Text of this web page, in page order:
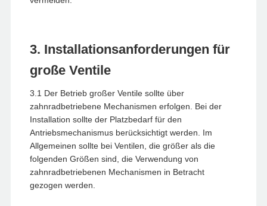
3. Installationsanforderungen für
große Ventile
3.1 Der Betrieb großer Ventile sollte über
zahnradbetriebene Mechanismen erfolgen. Bei der
Installation sollte der Platzbedarf für den
Antriebsmechanismus berücksichtigt werden. Im
Allgemeinen sollte bei Ventilen, die größer als die
folgenden Größen sind, die Verwendung von
zahnradbetriebenen Mechanismen in Betracht
gezogen werden.